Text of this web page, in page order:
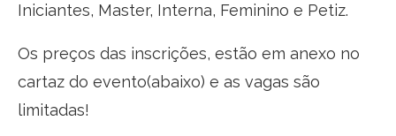
Iniciantes, Master, Interna, Feminino e Petiz.
Os preços das inscrições, estão em anexo no
cartaz do evento(abaixo) e as vagas são
limitadas!